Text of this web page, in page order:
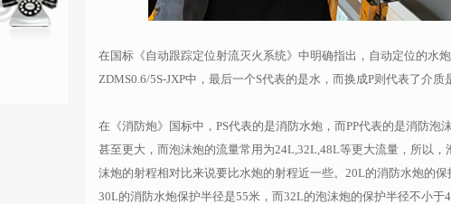
在国标《自动跟踪定位射流灭火系统》中明确指出，自动定位的水
ZDMS0.6/5S-JXP中，最后一个S代表的是水，而换成P则代表了介质
在《消防炮》国标中，PS代表的是消防水炮，而PP代表的是消防
甚至更大，而泡沫炮的流量常用为24L,32L,48L等更大流量，所以
沫炮的射程相对比来说要比水炮的射程近一些。20L的消防水炮的
30L的消防水炮保护半径是55米，而32L的泡沫炮的保护半径不小于